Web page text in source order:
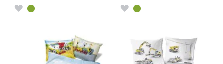
DODAJ
ŻYCZEŃ
DODAJ
LISTY
ŻYCZEŃ